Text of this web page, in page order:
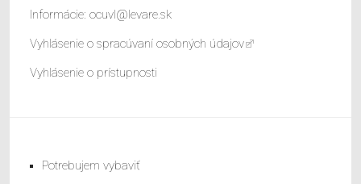
Informácie: ocuvl@levare.sk
Vyhlásenie o spracúvaní osobných údajov
Vyhlásenie o prístupnosti
Potrebujem vybaviť